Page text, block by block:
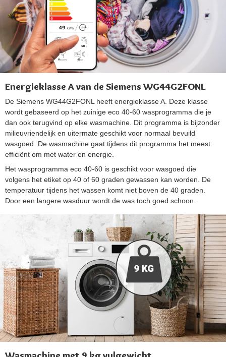
Energieklasse A van de Siemens WG44G2FONL
De Siemens WG44G2FONL heeft energieklasse A. Deze klasse
wordt gebaseerd op het zuinige eco 40-60 wasprogramma die je
dan ook terugvind op elke wasmachine. Dit programma is bijzonder
milieuvriendelijk en uitermate geschikt voor normaal bevuild
wasgoed. De wasmachine gaat tijdens dit programma het meest
efficiënt om met water en energie.
Het wasprogramma eco 40-60 is geschikt voor wasgoed die
volgens het etiket op 40 of 60 graden gewassen kan worden. De
temperatuur tijdens het wassen komt niet boven de 40 graden.
Door een langere wasduur wordt de was toch goed schoon.